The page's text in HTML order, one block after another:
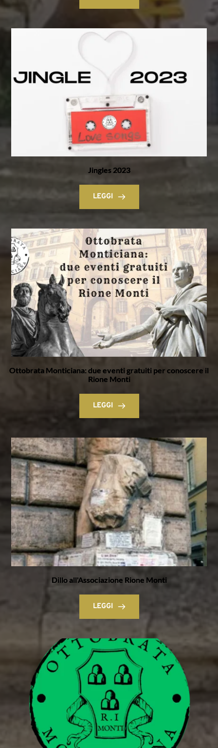
Jingles 2023
LEGGI
Ottobrata Monticiana: due eventi gratuiti per conoscere il
Rione Monti
LEGGI
Dillo all'Associazione Rione Monti
LEGGI